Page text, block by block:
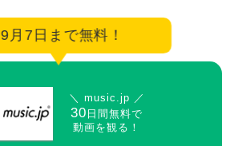
9月7日まで無料！
＼ music.jp ／
30 日間無料で
動画を観る！